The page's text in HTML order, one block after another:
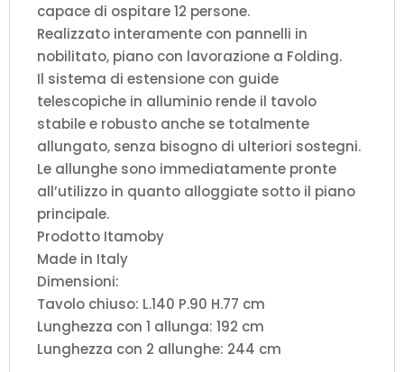
capace di ospitare 12 persone.
Realizzato interamente con pannelli in
nobilitato, piano con lavorazione a Folding.
Il sistema di estensione con guide
telescopiche in alluminio rende il tavolo
stabile e robusto anche se totalmente
allungato, senza bisogno di ulteriori sostegni.
Le allunghe sono immediatamente pronte
all’utilizzo in quanto alloggiate sotto il piano
principale.
Prodotto Itamoby
Made in Italy
Dimensioni:
Tavolo chiuso: L.140 P.90 H.77 cm
Lunghezza con 1 allunga: 192 cm
Lunghezza con 2 allunghe: 244 cm